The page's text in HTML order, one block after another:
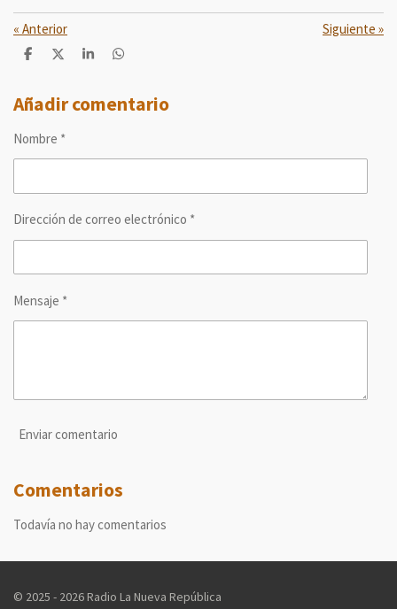
« Anterior Siguiente »
C
p
a
t
C
p
a
C
p
a
C
p
a
Añadir comentario
Nombre *
Dirección de correo electrónico *
Mensaje *
Enviar comentario
Comentarios
Todavía no hay comentarios
© 2025 - 2026 Radio La Nueva República